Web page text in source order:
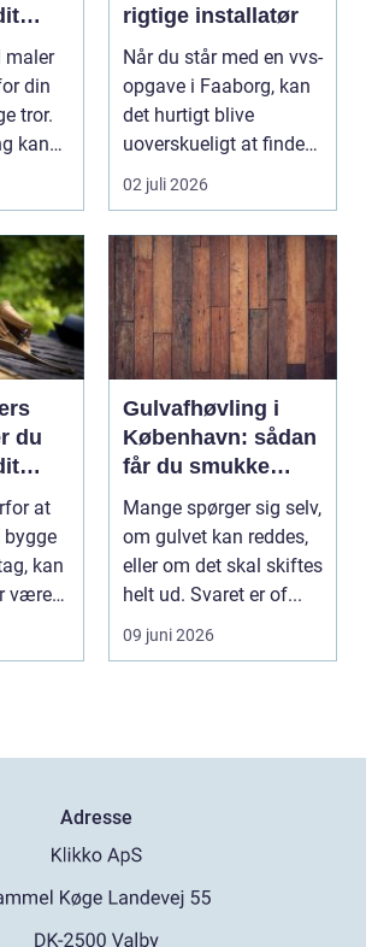
maler
din
tror.
kan
rigtige installatør
Når du står med en vvs-
opgave i Faaborg, kan
det hurtigt blive
uoverskueligt at finde
ud af, hvem du...
02 juli 2026
du
at
bygge
kan
være
Gulvafhøvling i
København: sådan
får du smukke
trægulve igen
Mange spørger sig selv,
om gulvet kan reddes,
eller om det skal skiftes
helt ud. Svaret er of...
09 juni 2026
Adresse